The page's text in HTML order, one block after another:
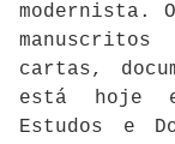
modernista.
cartas,
está hoje
Estudos e